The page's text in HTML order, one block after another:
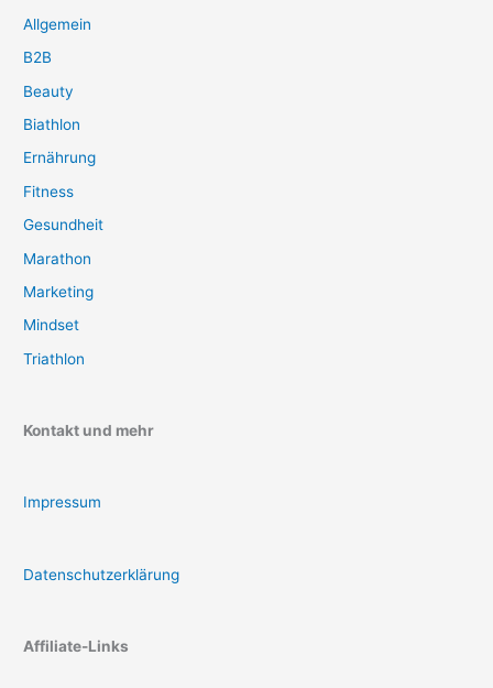
Allgemein
B2B
Beauty
Biathlon
Ernährung
Fitness
Gesundheit
Marathon
Marketing
Mindset
Triathlon
Kontakt und mehr
Impressum
Datenschutzerklärung
Affiliate-Links